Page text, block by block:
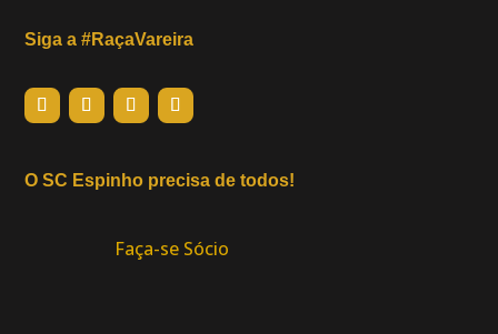
Siga a #RaçaVareira
O SC Espinho precisa de todos!
Faça-se Sócio